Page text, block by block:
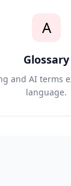
A
Glossary
and AI terms
language.